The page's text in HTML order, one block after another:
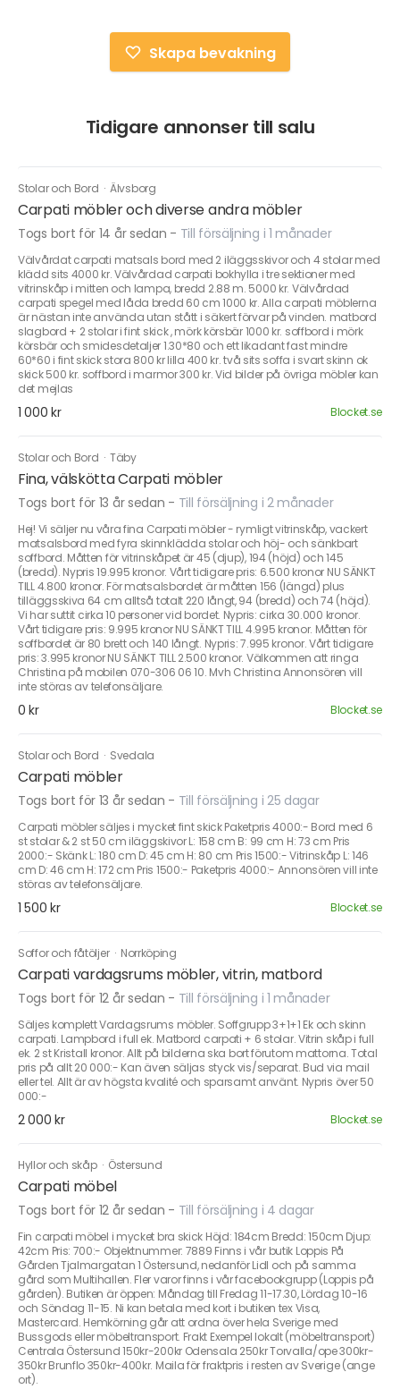
Skapa bevakning
Tidigare annonser till salu
Stolar och Bord ·Älvsborg
Carpati möbler och diverse andra möbler
Togs bort för 14 år sedan - Till försäljning i 1 månader
Välvårdat carpati matsals bord med 2 iläggsskivor och 4 stolar med
klädd sits 4000 kr. Välvårdad carpati bokhylla i tre sektioner med
vitrinskåp i mitten och lampa, bredd 2.88 m. 5000 kr. Välvårdad
carpati spegel med låda bredd 60 cm 1000 kr. Alla carpati möblerna
är nästan inte använda utan stått i säkert förvar på vinden. matbord
slagbord + 2 stolar i fint skick , mörk körsbär 1000 kr. soffbord i mörk
körsbär och smidesdetaljer 1.30*80 och ett likadant fast mindre
60*60 i fint skick stora 800 kr lilla 400 kr. två sits soffa i svart skinn ok
skick 500 kr. soffbord i marmor 300 kr. Vid bilder på övriga möbler kan
det mejlas
1 000 kr Blocket.se
Stolar och Bord ·Täby
Fina, välskötta Carpati möbler
Togs bort för 13 år sedan - Till försäljning i 2 månader
Hej! Vi säljer nu våra fina Carpati möbler - rymligt vitrinskåp, vackert
matsalsbord med fyra skinnklädda stolar och höj- och sänkbart
soffbord. Måtten för vitrinskåpet är 45 (djup), 194 (höjd) och 145
(bredd). Nypris 19.995 kronor. Vårt tidigare pris: 6.500 kronor NU SÄNKT
TILL 4.800 kronor. För matsalsbordet är måtten 156 (längd) plus
tilläggsskiva 64 cm alltså totalt 220 långt, 94 (bredd) och 74 (höjd).
Vi har suttit cirka 10 personer vid bordet. Nypris: cirka 30.000 kronor.
Vårt tidigare pris: 9.995 kronor NU SÄNKT TILL 4.995 kronor. Måtten för
soffbordet är 80 brett och 140 långt. Nypris: 7.995 kronor. Vårt tidigare
pris: 3.995 kronor NU SÄNKT TILL 2.500 kronor. Välkommen att ringa
Christina på mobilen 070-306 06 10. Mvh Christina Annonsören vill
inte störas av telefonsäljare.
0 kr Blocket.se
Stolar och Bord · Svedala
Carpati möbler
Togs bort för 13 år sedan - Till försäljning i 25 dagar
Carpati möbler säljes i mycket fint skick Paketpris 4000:- Bord med 6
st stolar & 2 st 50 cm iläggskivor L: 158 cm B: 99 cm H: 73 cm Pris
2000:- Skänk L: 180 cm D: 45 cm H: 80 cm Pris 1500:- Vitrinskåp L: 146
cm D: 46 cm H: 172 cm Pris 1500:- Paketpris 4000:- Annonsören vill inte
störas av telefonsäljare.
1 500 kr Blocket.se
Soffor och fåtöljer · Norrköping
Carpati vardagsrums möbler, vitrin, matbord
Togs bort för 12 år sedan - Till försäljning i 1 månader
Säljes komplett Vardagsrums möbler. Soffgrupp 3+1+1 Ek och skinn
carpati. Lampbord i full ek. Matbord carpati + 6 stolar. Vitrin skåp i full
ek. 2 st Kristall kronor. Allt på bilderna ska bort förutom mattorna. Total
pris på allt 20 000:- Kan även säljas styck vis/separat. Bud via mail
eller tel. Allt är av högsta kvalité och sparsamt använt. Nypris över 50
000:-
2 000 kr Blocket.se
Hyllor och skåp · Östersund
Carpati möbel
Togs bort för 12 år sedan - Till försäljning i 4 dagar
Fin carpati möbel i mycket bra skick Höjd: 184cm Bredd: 150cm Djup:
42cm Pris: 700:- Objektnummer: 7889 Finns i vår butik Loppis På
Gården Tjalmargatan 1 Östersund, nedanför Lidl och på samma
gård som Multihallen. Fler varor finns i vår facebookgrupp (Loppis på
gården). Butiken är öppen: Måndag till Fredag 11-17.30, Lördag 10-16
och Söndag 11-15. Ni kan betala med kort i butiken tex Visa,
Mastercard. Hemkörning går att ordna över hela Sverige med
Bussgods eller möbeltransport. Frakt Exempel lokalt (möbeltransport)
Centrala Östersund 150kr-200kr Odensala 250kr Torvalla/ope 300kr-
350kr Brunflo 350kr-400kr. Maila för fraktpris i resten av Sverige (ange
ort).